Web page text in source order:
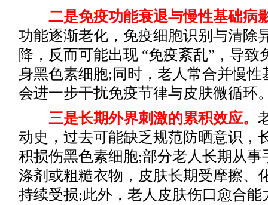
二是免疫功能衰退与慢性基础病
功能逐渐老化，免疫细胞识别与清除
降，反而可能出现 “免疫紊乱”，导致
身黑色素细胞;同时，老人常合并慢性
会进一步干扰免疫节律与皮肤微循环
三是长期外界刺激的累积效应。
动史，过去可能缺乏规范防晒意识，
积损伤黑色素细胞;部分老人长期从事
涤剂或粗糙衣物，皮肤长期受摩擦、
持续受损;此外，老人皮肤伤口愈合能